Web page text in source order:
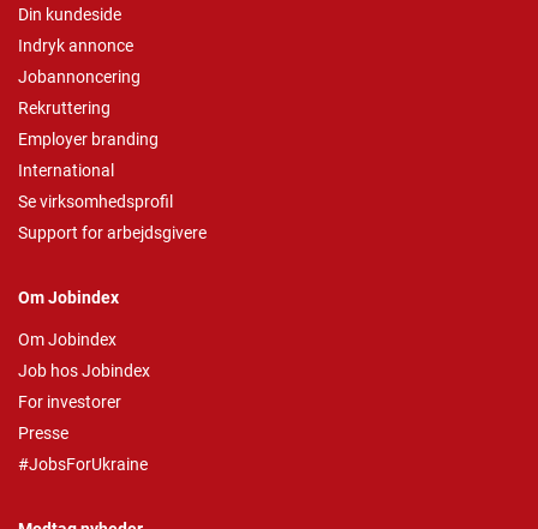
Din kundeside
Indryk annonce
Jobannoncering
Rekruttering
Employer branding
International
Se virksomhedsprofil
Support for arbejdsgivere
Om Jobindex
Om Jobindex
Job hos Jobindex
For investorer
Presse
#JobsForUkraine